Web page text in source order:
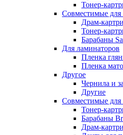
Тонер-
Совместимые для
Драм-
Тонер-
Барабаны
Для ламинаторов
Пленка
Пленка
Другое
Чернила и
Другие
Совместимые для
Тонер-
Барабаны
Драм-